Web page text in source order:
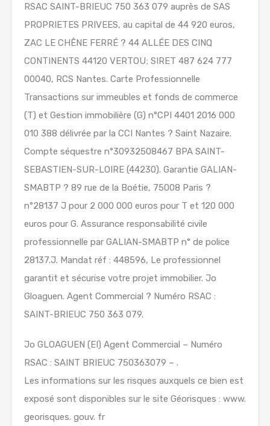
RSAC SAINT-BRIEUC 750 363 079 auprès de SAS
PROPRIETES PRIVEES, au capital de 44 920 euros,
ZAC LE CHÊNE FERRÉ ? 44 ALLÉE DES CINQ
CONTINENTS 44120 VERTOU; SIRET 487 624 777
00040, RCS Nantes. Carte Professionnelle
Transactions sur immeubles et fonds de commerce
(T) et Gestion immobilière (G) n°CPI 4401 2016 000
010 388 délivrée par la CCI Nantes ? Saint Nazaire.
Compte séquestre n°30932508467 BPA SAINT-
SEBASTIEN-SUR-LOIRE (44230). Garantie GALIAN-
SMABTP ? 89 rue de la Boétie, 75008 Paris ?
n°28137 J pour 2 000 000 euros pour T et 120 000
euros pour G. Assurance responsabilité civile
professionnelle par GALIAN-SMABTP n° de police
28137.J. Mandat réf : 448596, Le professionnel
garantit et sécurise votre projet immobilier. Jo
Gloaguen. Agent Commercial ? Numéro RSAC :
SAINT-BRIEUC 750 363 079.
Jo GLOAGUEN (EI) Agent Commercial – Numéro
RSAC : SAINT BRIEUC 750363079 – .
Les informations sur les risques auxquels ce bien est
exposé sont disponibles sur le site Géorisques : www.
georisques. gouv. fr